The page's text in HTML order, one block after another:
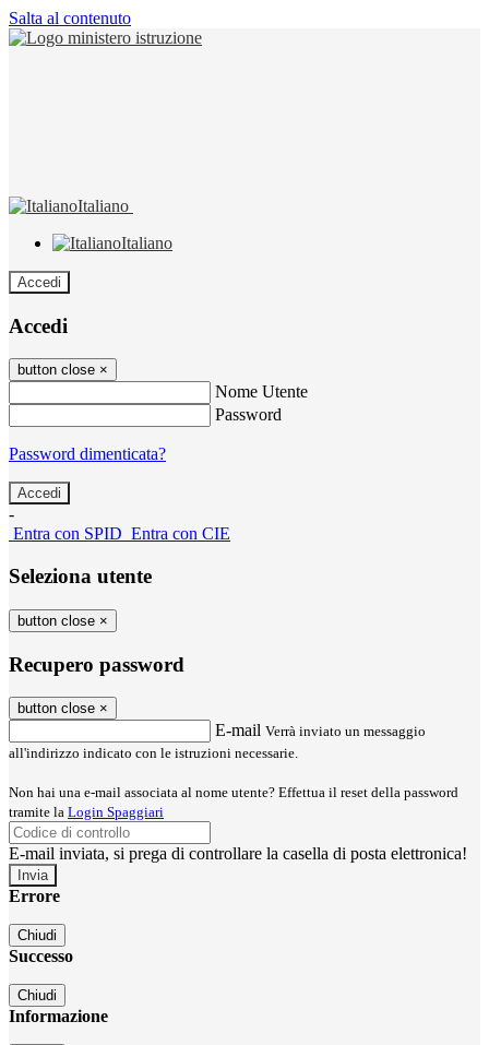
Salta al contenuto
Italiano
Italiano
Accedi
Accedi
button close ×
Nome Utente
Password
Password dimenticata?
-
Entra con SPID Entra con CIE
Seleziona utente
button close ×
Recupero password
button close ×
E-mail Verrà inviato un messaggio
all'indirizzo indicato con le istruzioni necessarie.
Non hai una e-mail associata al nome utente? Effettua il reset della password
tramite la Login Spaggiari
E-mail inviata, si prega di controllare la casella di posta elettronica!
Errore
Chiudi
Successo
Chiudi
Informazione